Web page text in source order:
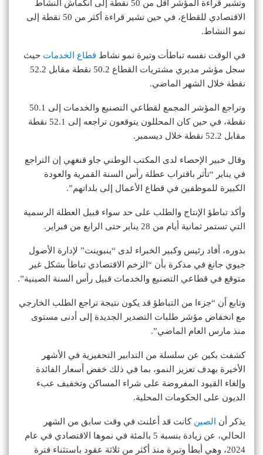
وتشير قراءة المؤشر أقل من 50 نقطة إلى انكماش النشاط
الاقتصادي للقطاع، في حين تشير قراءة أكثر من 50 نقطة إلى
نمو النشاط.
في الوقت نفسه تباطأت وتيرة نمو نشاط قطاع الخدمات حيث
سجل مؤشر مديري مشتريات القطاع 50.2 نقطة مقابل 52.2
نقطة خلال الشهر الماضي.
وتراجع المؤشر المجمع لقطاعي التصنيع والخدمات إلى 50.1
نقطة، في حين كان المحللون يتوقعون تراجعه إلى 52.1 نقطة
مقابل 52.2 نقطة خلال ديسمبر.
وقال خبير الإحصاء لدى المكتب الوطني جاو قنغهي إن التراجع
في يناير “تأثر باقتراب عطلة رأس السنة القمرية والعودة
الكبيرة للموظفين في قطاع الأعمال إلى بلداتهم”.
وأكد تباطؤ الإنتاج والطلب على حد سواء قبيل العطلة الرسمية
التي تستمر ثمانية أيام من 28 يناير حتى الرابع من فبراير.
بدوره، أفاد رئيس وكبير الخبراء لدى “ينبوينت” لإدارة الأصول
جيوي جانغ في مذكرة بأن “الزخم الاقتصادي تباطأ بشكل غير
متوقع في قطاعي التصنيع والخدمات قبيل رأس السنة الصينية”.
وتابع أن “جزءا من التباطؤ قد يكون نتيجة تراجع الطلب الخارجي
مع انخفاض مؤشر طلبات التصدير الجديدة إلى أدنى مستوى
منذ مارس العام الماضي”.
كشفت بكين عن سلسلة من التدابير التحفيزية في الأشهر
الأخيرة بهدف تعزيز النمو، بما في ذلك خفض أسعار الفائدة
وإلغاء القيود المفروضة على شراء المساكن وتخفيف عبء
الديون على الحكومات المحلية.
يذكر أن الصين كانت قد أعلنت في وقت سابق من الشهر
الحالي، عن زيادة بنسبة 5 بالمئة في نموها الاقتصادي في عام
2024، وهي أبطأ وتيرة منذ أكثر من ثلاثة عقود باستثناء فترة